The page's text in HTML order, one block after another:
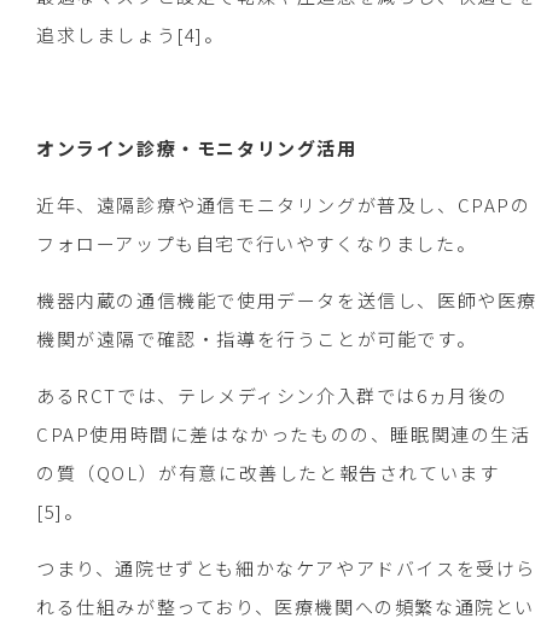
追求しましょう[4]。
オンライン診療・モニタリング活用
近年、遠隔診療や通信モニタリングが普及し、CPAPの
フォローアップも自宅で行いやすくなりました。
機器内蔵の通信機能で使用データを送信し、医師や医療
機関が遠隔で確認・指導を行うことが可能です。
あるRCTでは、テレメディシン介入群では6ヵ月後の
CPAP使用時間に差はなかったものの、睡眠関連の生活
の質（QOL）が有意に改善したと報告されています
[5]。
つまり、通院せずとも細かなケアやアドバイスを受けら
れる仕組みが整っており、医療機関への頻繁な通院とい